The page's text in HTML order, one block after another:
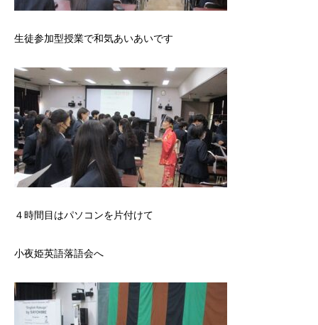
生徒参加型授業で和気あいあいです
４時間目はパソコンを片付けて
小夜姫英語落語会へ